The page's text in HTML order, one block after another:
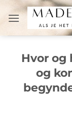
Fortsæt
indhold
Hvor og
og